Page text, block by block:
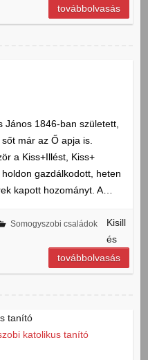
továbbolvasás
János 1846-ban született,
már az Ő apja is.
a Kiss+Illést, Kiss+
gazdálkodott, heten
kapott hozományt. A…
Somogyszobi családok
Kisill
és
továbbolvasás
tanító